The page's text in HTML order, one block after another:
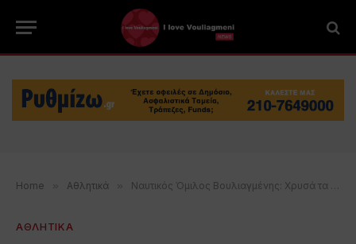
Home » Αθλητικά » Ναυτικός Όμιλος Βουλιαγμένης: Χρυσά τα κορίτσια στην καλλιτεχνική κολύμβηση
ΑΘΛΗΤΙΚΑ